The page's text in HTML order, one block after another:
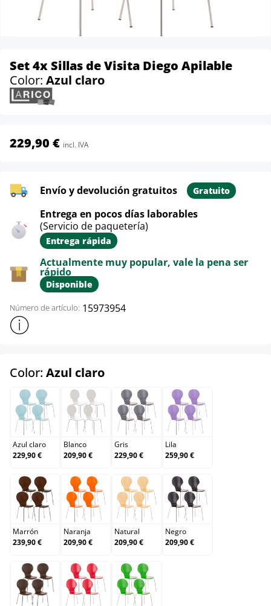
Set 4x Sillas de Visita Diego Apilable
Color: Azul claro
229,90 € incl. IVA
Envío y devolución gratuitos Gratuito
Entrega en pocos días laborables
(Servicio de paquetería)
Entrega rápida
Actualmente muy popular, vale la pena ser
rápido
Disponible
Número de artículo: 15973954
Mostrar más información sobre el producto
Color: Azul claroselect
Azul claro
Azul claro
229,90 €
Blanco
Blanco
209,90 €
Gris
Gris
229,90 €
Lila
Lila
259,90 €
Marrón
Marrón
239,90 €
Naranja
Naranja
209,90 €
Natural
Natural
209,90 €
Negro
Negro
209,90 €
Nogal Rojo Verde